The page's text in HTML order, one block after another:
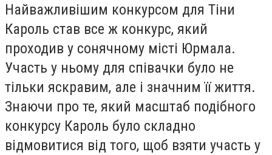
Найважливішим конкурсом для Тіни
Кароль став все ж конкурс, який
проходив у сонячному місті Юрмала.
Участь у ньому для співачки було не
тільки яскравим, але і значним її життя.
Знаючи про те, який масштаб подібного
конкурсу Кароль було складно
відмовитися від того, щоб взяти участь у